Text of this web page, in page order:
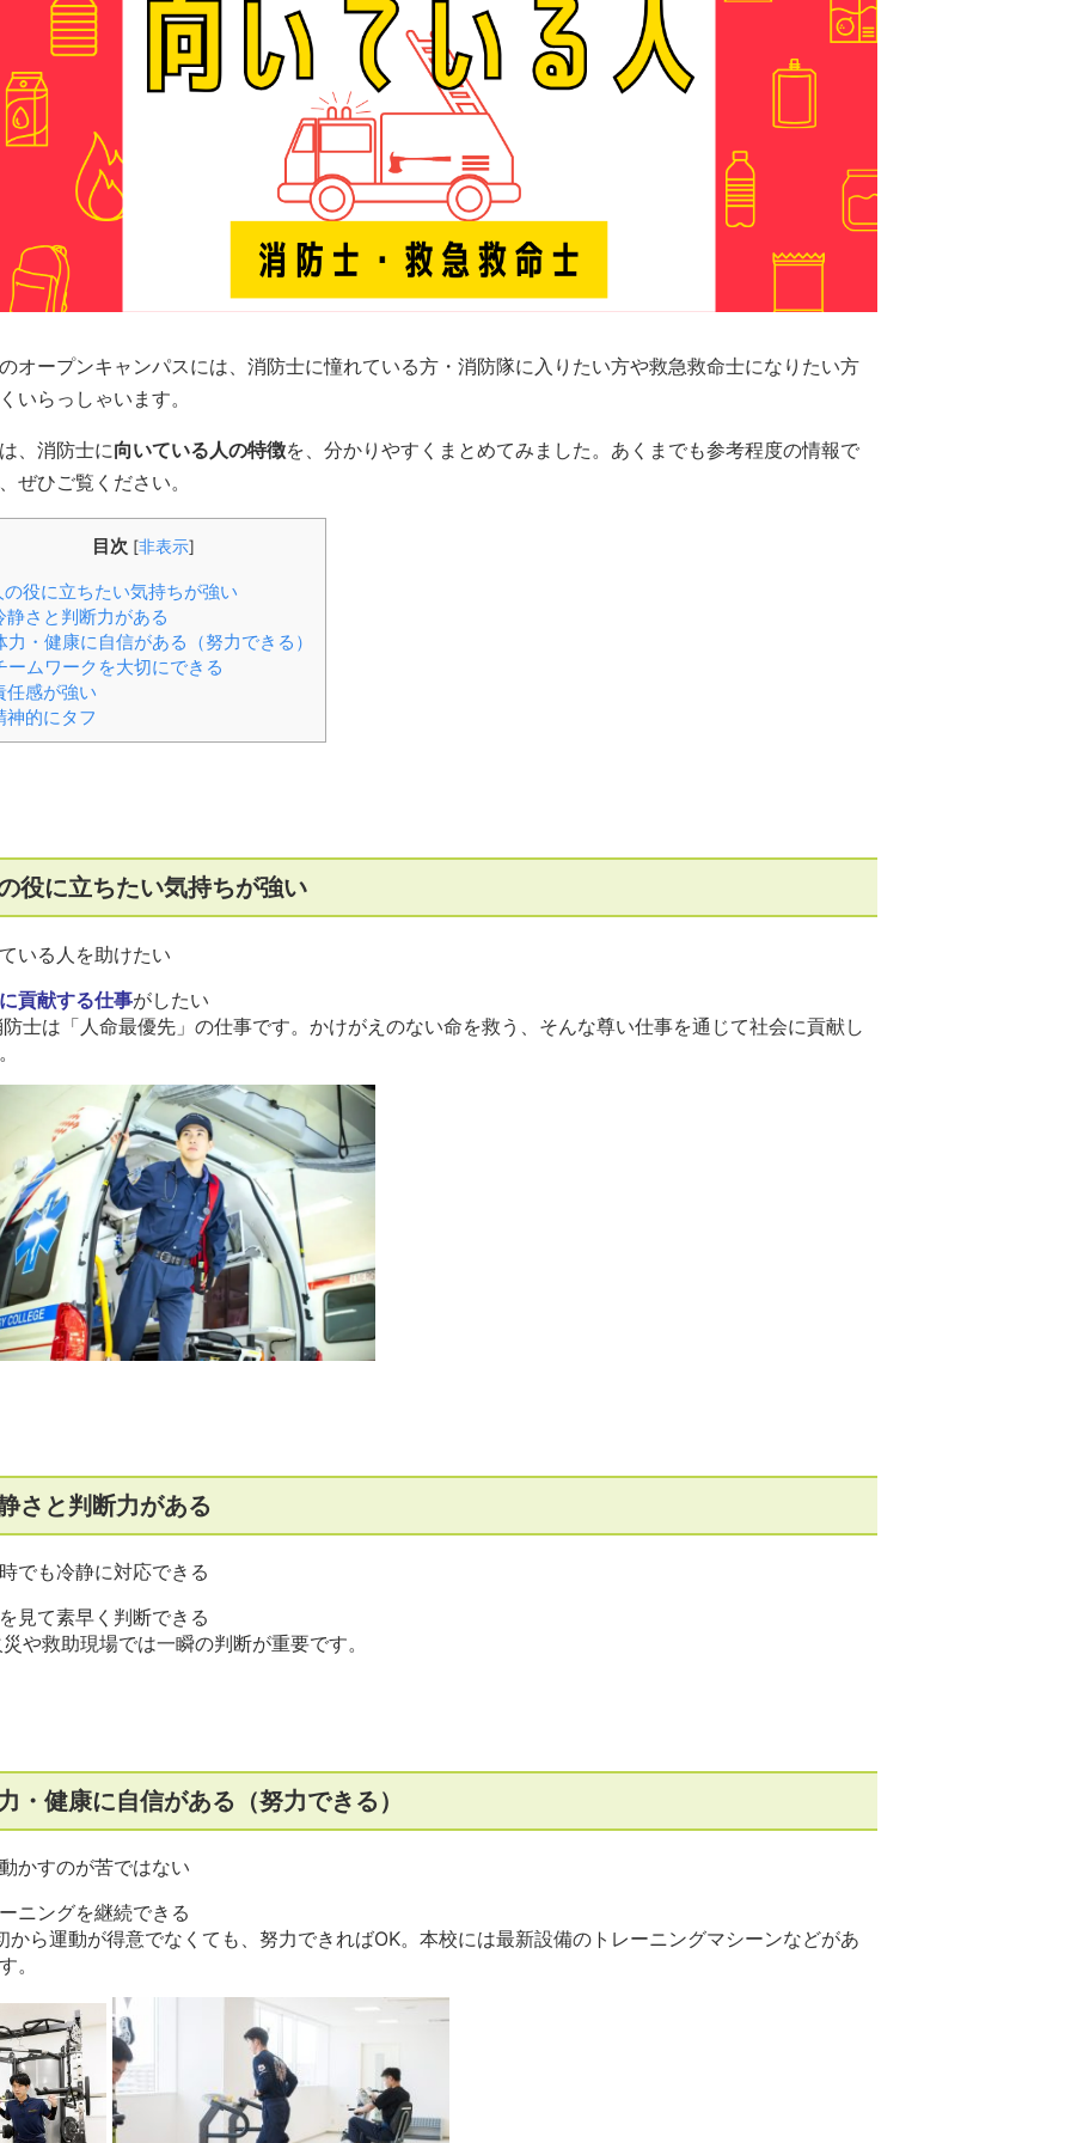
オープンキャンパスには、消防士に憧れている方・消防隊に入りたい方や救急救命士になりたい方
いらっしゃいます。
、消防士に向いている人の特徴を、分かりやすくまとめてみました。あくまでも参考程度の情報で
ぜひご覧ください。
目次 [非表示]
役に立ちたい気持ちが強い
さと判断力がある
・健康に自信がある（努力できる）
ムワークを大切にできる
感が強い
的にタフ
役に立ちたい気持ちが強い
いる人を助けたい
貢献する仕事がしたい
士は「人命最優先」の仕事です。かけがえのない命を救う、そんな尊い仕事を通じて社会に貢献し
さと判断力がある
でも冷静に対応できる
見て素早く判断できる
や救助現場では一瞬の判断が重要です。
・健康に自信がある（努力できる）
かすのが苦ではない
ニングを継続できる
から運動が得意でなくても、努力できればOK。本校には最新設備のトレーニングマシーンなどがあ
。